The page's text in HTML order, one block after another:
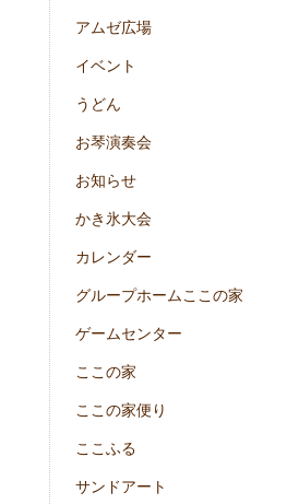
アムゼ広場
イベント
うどん
お琴演奏会
お知らせ
かき氷大会
カレンダー
グループホームここの家
ゲームセンター
ここの家
ここの家便り
ここふる
サンドアート